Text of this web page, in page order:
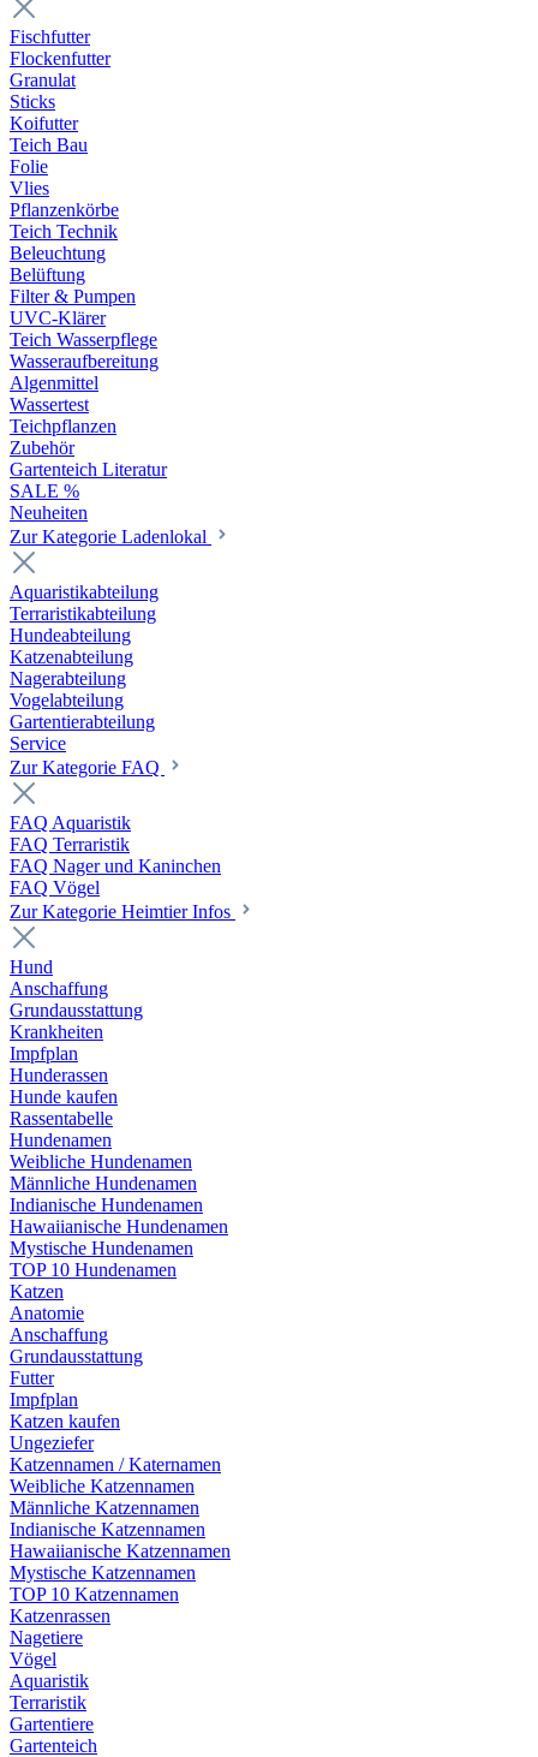
Fischfutter
Flockenfutter
Granulat
Sticks
Koifutter
Teich Bau
Folie
Vlies
Pflanzenkörbe
Teich Technik
Beleuchtung
Belüftung
Filter & Pumpen
UVC-Klärer
Teich Wasserpflege
Wasseraufbereitung
Algenmittel
Wassertest
Teichpflanzen
Zubehör
Gartenteich Literatur
SALE %
Neuheiten
Zur Kategorie Ladenlokal
Aquaristikabteilung
Terraristikabteilung
Hundeabteilung
Katzenabteilung
Nagerabteilung
Vogelabteilung
Gartentierabteilung
Service
Zur Kategorie FAQ
FAQ Aquaristik
FAQ Terraristik
FAQ Nager und Kaninchen
FAQ Vögel
Zur Kategorie Heimtier Infos
Hund
Anschaffung
Grundausstattung
Krankheiten
Impfplan
Hunderassen
Hunde kaufen
Rassentabelle
Hundenamen
Weibliche Hundenamen
Männliche Hundenamen
Indianische Hundenamen
Hawaiianische Hundenamen
Mystische Hundenamen
TOP 10 Hundenamen
Katzen
Anatomie
Anschaffung
Grundausstattung
Futter
Impfplan
Katzen kaufen
Ungeziefer
Katzennamen / Katernamen
Weibliche Katzennamen
Männliche Katzennamen
Indianische Katzennamen
Hawaiianische Katzennamen
Mystische Katzennamen
TOP 10 Katzennamen
Katzenrassen
Nagetiere
Vögel
Aquaristik
Terraristik
Gartentiere
Gartenteich